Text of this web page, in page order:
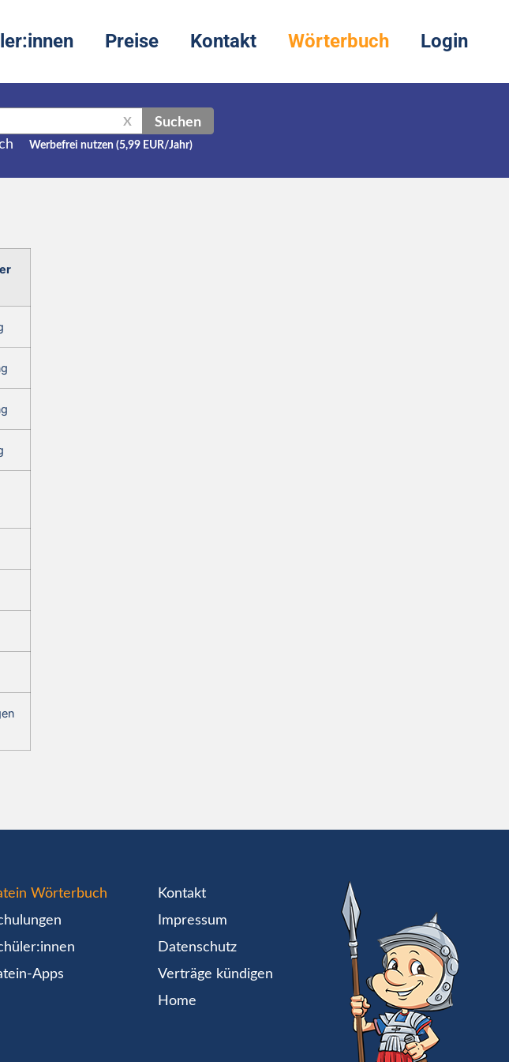
Preise Kontakt Wörterbuch Login
X Suchen
Werbefrei nutzen (5,99 EUR/Jahr)
Wörterbuch
Apps
Kontakt
Impressum
Datenschutz
Verträge kündigen
Home